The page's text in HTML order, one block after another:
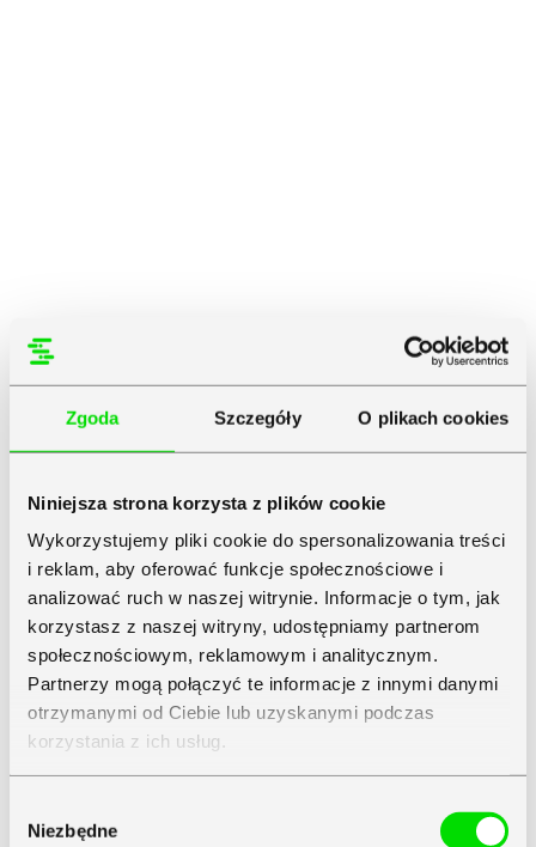
Zgoda Szczegóły O plikach cookies
Niniejsza strona korzysta z plików cookie
Wykorzystujemy pliki cookie do spersonalizowania treści
i reklam, aby oferować funkcje społecznościowe i
analizować ruch w naszej witrynie. Informacje o tym, jak
korzystasz z naszej witryny, udostępniamy partnerom
społecznościowym, reklamowym i analitycznym.
Partnerzy mogą połączyć te informacje z innymi danymi
otrzymanymi od Ciebie lub uzyskanymi podczas
korzystania z ich usług.
zgody
Niezbędne